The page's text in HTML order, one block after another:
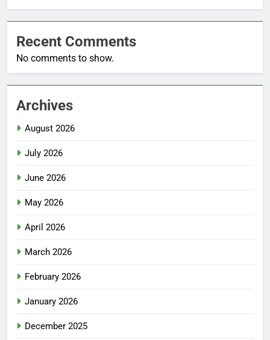
Recent Comments
No comments to show.
Archives
August 2026
July 2026
June 2026
May 2026
April 2026
March 2026
February 2026
January 2026
December 2025